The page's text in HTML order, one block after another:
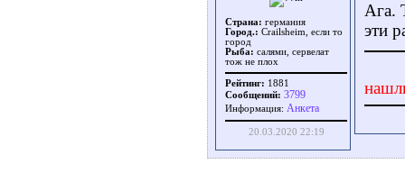
Страна: германия
Город.: Crailsheim, если то
город
Рыба: салями, сервелат
тож не плох
Рейтинг: 1881
Сообщений: 3799
Информация: Aнкета
20.03.2020 22:19
Ага.
эти